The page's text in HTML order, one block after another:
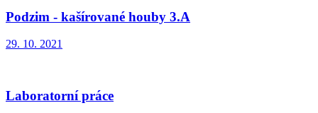
Podzim - kašírované houby 3.A
29. 10. 2021
Laboratorní práce